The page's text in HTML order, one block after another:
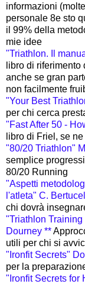
informazioni
personale 8e sto
il 99% della
mie idee
"Triathlon. Il
libro di
anche se gran
non facilmente
"Your Best
per chi cerca
"Fast After 50 -
libro di Friel, se
"80/20 Triathlon"
semplice
80/20 Running
"Aspetti
l'atleta" C.
chi dovrà
"Triathlon
Dourney **
utili per chi si
"Ironfit Secrets"
per la
"Ironfit Secrets for